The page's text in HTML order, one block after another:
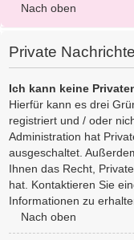
Nach oben
Private
Ich kann keine
Hierfür kann es drei
registriert und / oder
Administration hat
ausgeschaltet.
Ihnen das Recht,
hat. Kontaktieren Sie
Informationen zu
Nach oben